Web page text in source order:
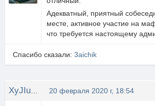
Адекватный, приятный
месте, активное участие на
что требуется настоящему
Спасибо сказали: 3aichik
20 февраля 2020 г, 18:54